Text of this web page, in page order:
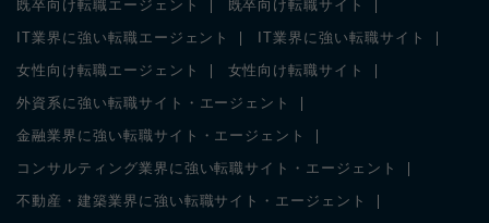
既卒向け転職エージェント 既卒向け転職サイト
IT業界に強い転職エージェント IT業界に強い転職サイト
女性向け転職エージェント 女性向け転職サイト
外資系に強い転職サイト・エージェント
金融業界に強い転職サイト・エージェント
コンサルティング業界に強い転職サイト・エージェント
不動産・建築業界に強い転職サイト・エージェント